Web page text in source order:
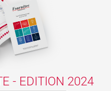
- EDITION 2024